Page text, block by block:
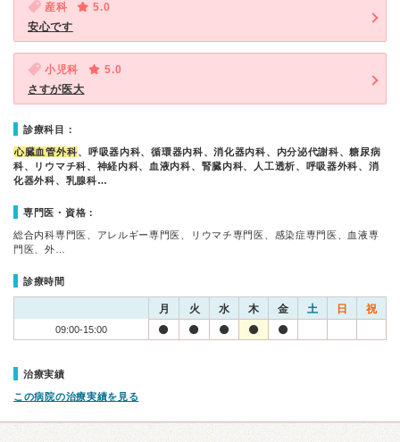
産科
5.0
安心です
小児科
5.0
さすが医大
診療科目：
心臓血管外科、呼吸器内科、循環器内科、消化器内科、内分泌代謝科、糖尿病
科、リウマチ科、神経内科、血液内科、腎臓内科、人工透析、呼吸器外科、消
化器外科、乳腺科…
専門医・資格：
総合内科専門医、アレルギー専門医、リウマチ専門医、感染症専門医、血液専
門医、外…
診療時間
月 火 水 木 金 土 日 祝
09:00-15:00
治療実績
この病院の治療実績を見る